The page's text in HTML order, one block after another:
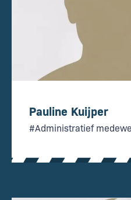
Pauline Kuijper
#Administratief